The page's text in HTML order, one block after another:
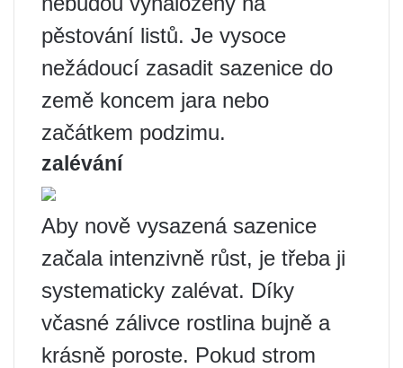
pěstování listů. Je vysoce
nežádoucí zasadit sazenice do
země koncem jara nebo
začátkem podzimu.
zalévání
Aby nově vysazená sazenice
začala intenzivně růst, je třeba ji
systematicky zalévat. Díky
včasné zálivce rostlina bujně a
krásně poroste. Pokud strom